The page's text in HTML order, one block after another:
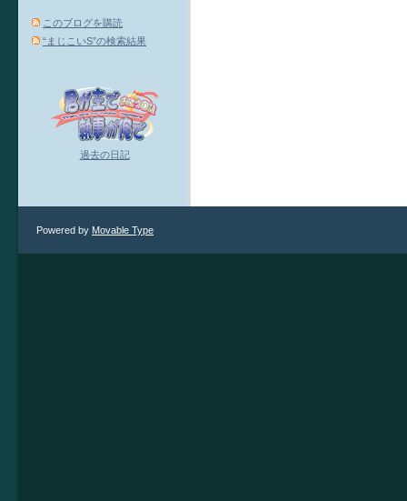
このブログを購読
“まじこいS”の検索結果
過去の日記
Powered by Movable Type